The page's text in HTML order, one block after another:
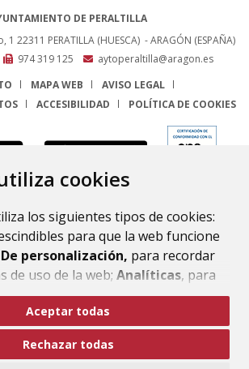
cookies
los siguientes tipos de cookies:
para que la web funcione
De personalización, para recordar
de uso de la web; Analíticas, para
de la web y sus servicios.
el botón“Aceptar todas”
acepta su uso. Si pulsa el botón
Aceptar todas
Rechazar todas
DE PERALTILLA
1 22311 PERATILLA (HUESCA) - ARAGÓN (ESPAÑA)
974 319 125
aytoperaltilla@aragon.es
MAPA WEB
AVISO LEGAL
ACCESIBILIDAD POLÍTICA DE COOKIES